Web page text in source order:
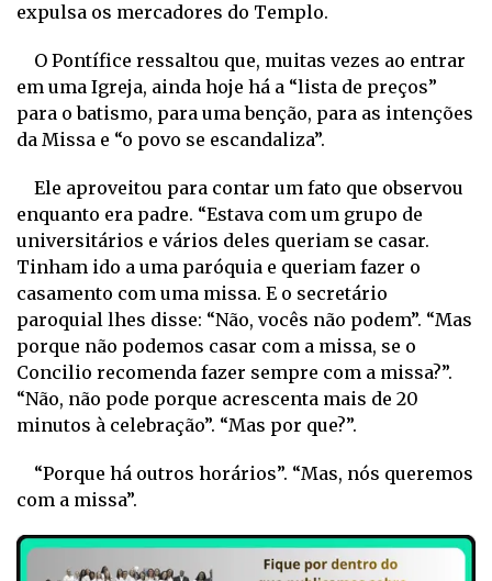
expulsa os mercadores do Templo.
O Pontífice ressaltou que, muitas vezes ao entrar
em uma Igreja, ainda hoje há a “lista de preços”
para o batismo, para uma benção, para as intenções
da Missa e “o povo se escandaliza”.
Ele aproveitou para contar um fato que observou
enquanto era padre. “Estava com um grupo de
universitários e vários deles queriam se casar.
Tinham ido a uma paróquia e queriam fazer o
casamento com uma missa. E o secretário
paroquial lhes disse: “Não, vocês não podem”. “Mas
porque não podemos casar com a missa, se o
Concilio recomenda fazer sempre com a missa?”.
“Não, não pode porque acrescenta mais de 20
minutos à celebração”. “Mas por que?”.
“Porque há outros horários”. “Mas, nós queremos
com a missa”.